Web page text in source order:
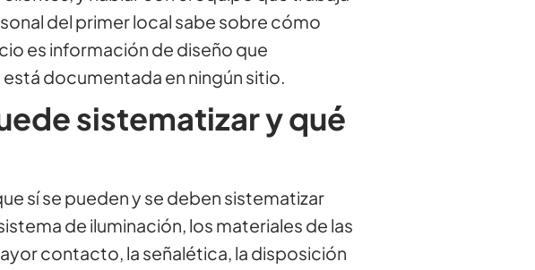
del primer local sabe sobre cómo
es información de diseño que
documentada en ningún sitio.
sistematizar y qué
sí se pueden y se deben sistematizar
de iluminación, los materiales de las
contacto, la señalética, la disposición